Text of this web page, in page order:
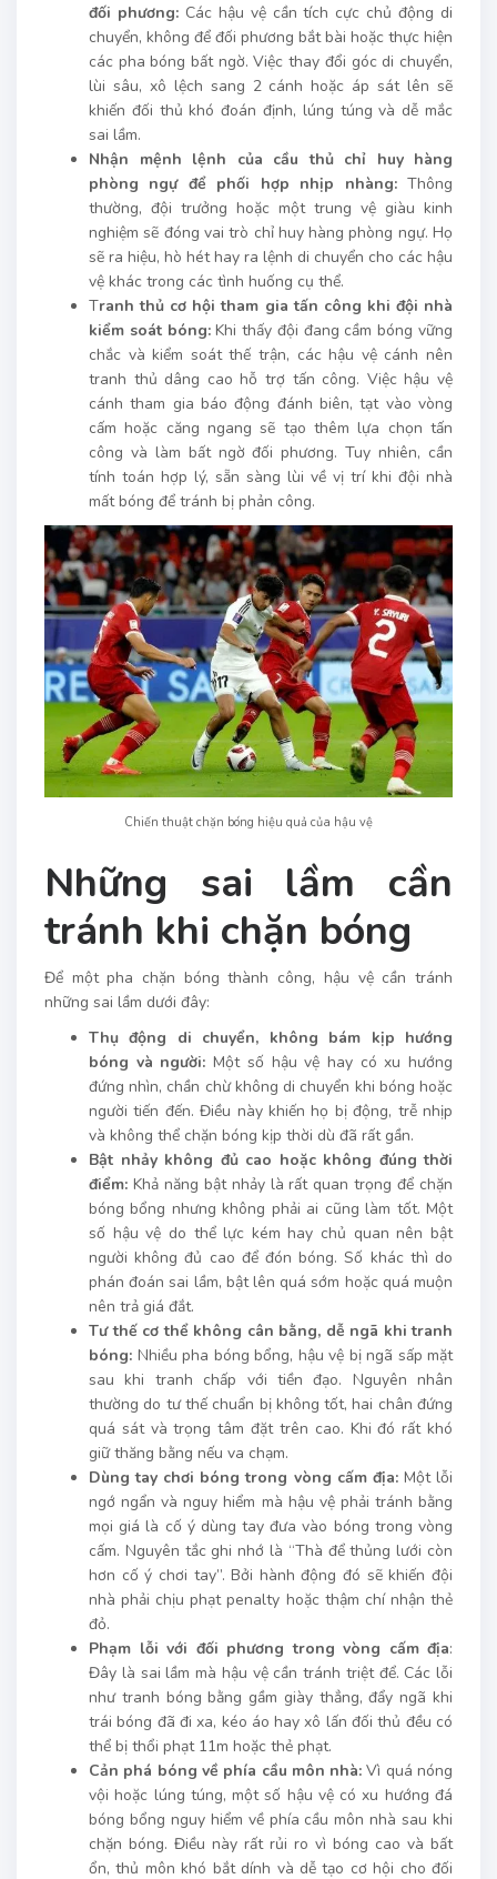
đối phương:Các hậu vệ cần tích cực chủ động di
chuyển, không để đối phương bắt bài hoặc thực hiện
các pha bóng bất ngờ. Việc thay đổi góc di chuyển,
lùi sâu, xô lệch sang 2 cánh hoặc áp sát lên sẽ
khiến đối thủ khó đoán định, lúng túng và dễ mắc
sai lầm.
Nhận mệnh lệnh của cầu thủ chỉ huy hàng
phòng ngự để phối hợp nhịp nhàng:Thông
thường, đội trưởng hoặc một trung vệ giàu kinh
nghiệm sẽ đóng vai trò chỉ huy hàng phòng ngự. Họ
sẽ ra hiệu, hò hét hay ra lệnh di chuyển cho các hậu
vệ khác trong các tình huống cụ thể.
Tranh thủ cơ hội tham gia tấn công khi đội nhà
kiểm soát bóng:Khi thấy đội đang cầm bóng vững
chắc và kiểm soát thế trận, các hậu vệ cánh nên
tranh thủ dâng cao hỗ trợ tấn công. Việc hậu vệ
cánh tham gia báo động đánh biên, tạt vào vòng
cấm hoặc căng ngang sẽ tạo thêm lựa chọn tấn
công và làm bất ngờ đối phương. Tuy nhiên, cần
tính toán hợp lý, sẵn sàng lùi về vị trí khi đội nhà
mất bóng để tránh bị phản công.
Chiến thuật chặn bóng hiệu quả của hậu vệ
Những sai lầm cần
tránh khi chặn bóng
Để một pha chặn bóng thành công, hậu vệ cần tránh
những sai lầm dưới đây:
Thụ động di chuyển, không bám kịp hướng
bóng và người: Một số hậu vệ hay có xu hướng
đứng nhìn, chần chừ không di chuyển khi bóng hoặc
người tiến đến. Điều này khiến họ bị động, trễ nhịp
và không thể chặn bóng kịp thời dù đã rất gần.
Bật nhảy không đủ cao hoặc không đúng thời
điểm: Khả năng bật nhảy là rất quan trọng để chặn
bóng bổng nhưng không phải ai cũng làm tốt. Một
số hậu vệ do thể lực kém hay chủ quan nên bật
người không đủ cao để đón bóng. Số khác thì do
phán đoán sai lầm, bật lên quá sớm hoặc quá muộn
nên trả giá đắt.
Tư thế cơ thể không cân bằng, dễ ngã khi tranh
bóng: Nhiều pha bóng bổng, hậu vệ bị ngã sấp mặt
sau khi tranh chấp với tiền đạo. Nguyên nhân
thường do tư thế chuẩn bị không tốt, hai chân đứng
quá sát và trọng tâm đặt trên cao. Khi đó rất khó
giữ thăng bằng nếu va chạm.
Dùng tay chơi bóng trong vòng cấm địa:Một lỗi
ngớ ngẩn và nguy hiểm mà hậu vệ phải tránh bằng
mọi giá là cố ý dùng tay đưa vào bóng trong vòng
cấm. Nguyên tắc ghi nhớ là “Thà để thủng lưới còn
hơn cố ý chơi tay”. Bởi hành động đó sẽ khiến đội
nhà phải chịu phạt penalty hoặc thậm chí nhận thẻ
đỏ.
Phạm lỗi với đối phương trong vòng cấm địa:
Đây là sai lầm mà hậu vệ cần tránh triệt để. Các lỗi
như tranh bóng bằng gầm giày thẳng, đẩy ngã khi
trái bóng đã đi xa, kéo áo hay xô lấn đối thủ đều có
thể bị thổi phạt 11m hoặc thẻ phạt.
Cản phá bóng về phía cầu môn nhà: Vì quá nóng
vội hoặc lúng túng, một số hậu vệ có xu hướng đá
bóng bổng nguy hiểm về phía cầu môn nhà sau khi
chặn bóng. Điều này rất rủi ro vì bóng cao và bất
ổn, thủ môn khó bắt dính và dễ tạo cơ hội cho đối